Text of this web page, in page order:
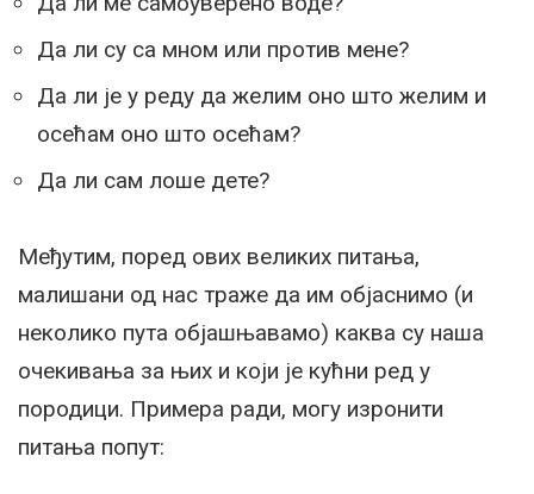
Да ли су са мном или против мене?
Да ли је у реду да желим оно што желим и
осећам оно што осећам?
Да ли сам лоше дете?
Међутим, поред ових великих питања,
малишани од нас траже да им објаснимо (и
неколико пута објашњавамо) каква су наша
очекивања за њих и који је кућни ред у
породици. Примера ради, могу изронити
питања попут: